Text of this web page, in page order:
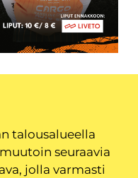
talousalueella
seuraavia
jolla varmasti